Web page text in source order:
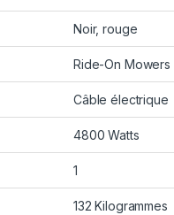
‎Noir, rouge
‎Ride-On Mowers
‎Câble électrique
‎4800 Watts
‎1
‎132 Kilogrammes